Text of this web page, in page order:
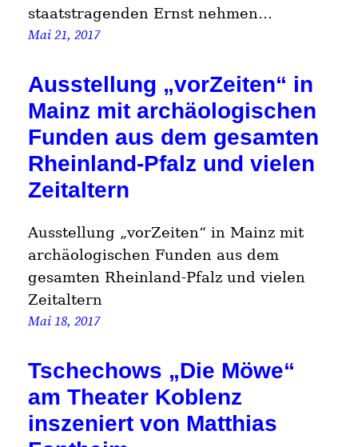
staatstragenden Ernst nehmen…
Mai 21, 2017
Ausstellung „vorZeiten“ in
Mainz mit archäologischen
Funden aus dem gesamten
Rheinland-Pfalz und vielen
Zeitaltern
Ausstellung „vorZeiten“ in Mainz mit
archäologischen Funden aus dem
gesamten Rheinland-Pfalz und vielen
Zeitaltern
Mai 18, 2017
Tschechows „Die Möwe“
am Theater Koblenz
inszeniert von Matthias